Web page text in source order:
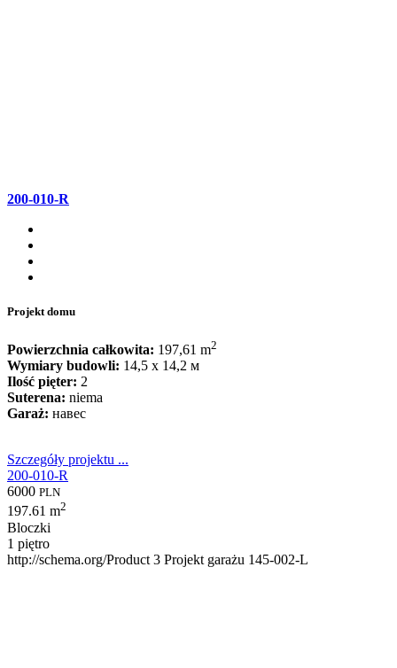
200-010-R
Projekt domu
Powierzchnia całkowita: 197,61 m2
Wymiary budowli: 14,5 x 14,2 м
Ilość pięter: 2
Suterena: niema
Garaż: навес
Szczegóły projektu ...
200-010-R
6000 PLN
197.61 m2
Bloczki
1 piętro
http://schema.org/Product 3 Projekt garażu 145-002-L